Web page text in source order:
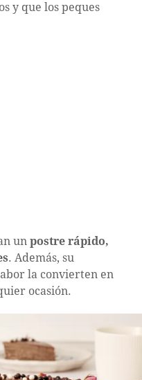
y que los peques
un postre rápido,
. Además, su
la convierten en
ocasión.